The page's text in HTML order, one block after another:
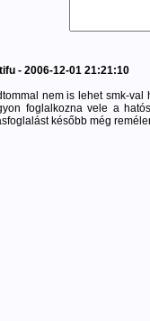
- 2006-12-01 21:21:10
nem is lehet smk-val
foglalkozna vele a
később még